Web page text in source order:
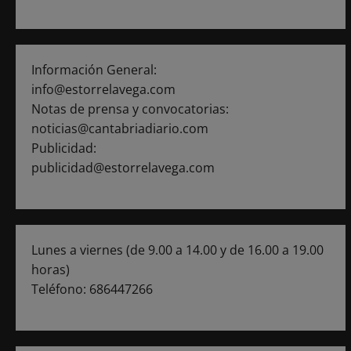
a
s
Información General:
info@estorrelavega.com
Notas de prensa y convocatorias:
noticias@cantabriadiario.com
Publicidad:
publicidad@estorrelavega.com
Lunes a viernes (de 9.00 a 14.00 y de 16.00 a 19.00
horas)
Teléfono: 686447266